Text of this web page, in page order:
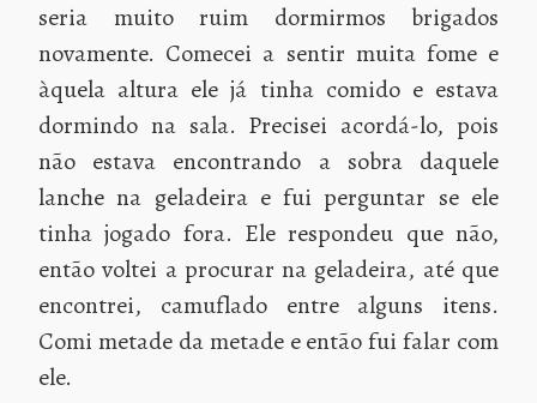
seria muito ruim dormirmos brigados
novamente. Comecei a sentir muita fome e
àquela altura ele já tinha comido e estava
dormindo na sala. Precisei acordá-lo, pois
não estava encontrando a sobra daquele
lanche na geladeira e fui perguntar se ele
tinha jogado fora. Ele respondeu que não,
então voltei a procurar na geladeira, até que
encontrei, camuflado entre alguns itens.
Comi metade da metade e então fui falar com
ele.